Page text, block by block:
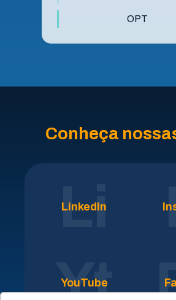
OPT
Conheça
Li
LinkedIn
Yt
YouTube